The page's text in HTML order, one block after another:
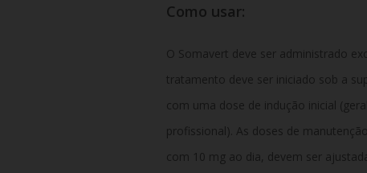
Como usar:
O Somavert deve ser administrado
tratamento deve ser iniciado sob a
com uma dose de indução inicial
profissional). As doses de
com 10 mg ao dia, devem ser